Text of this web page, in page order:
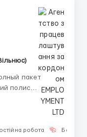
полис
Физическое
робота Без